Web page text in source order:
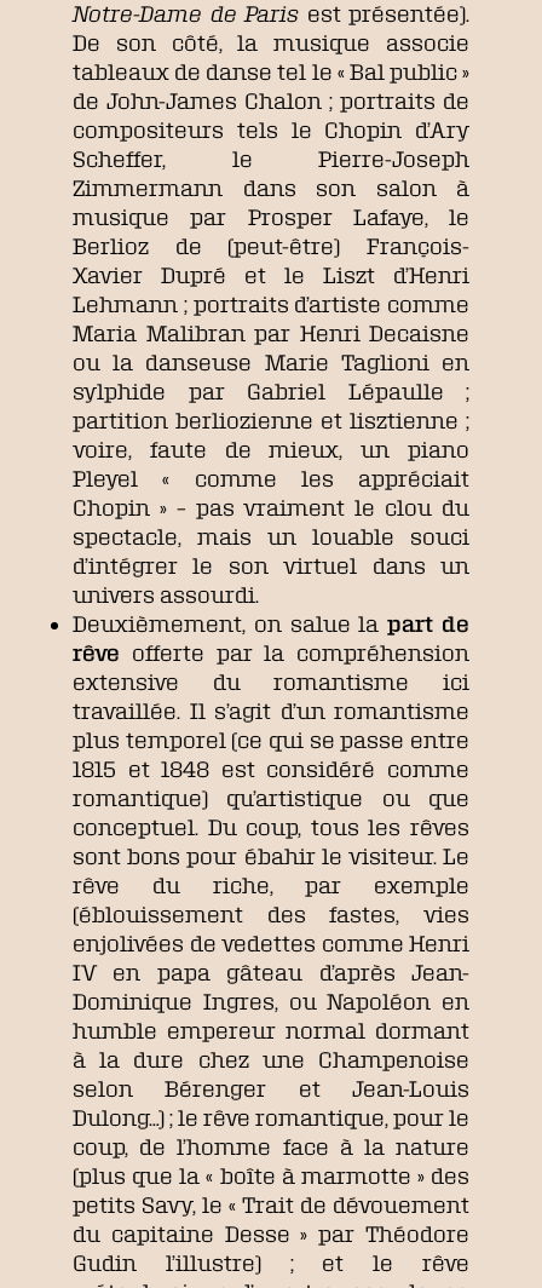
Notre-Dame de Paris est présentée).
De son côté, la musique associe
tableaux de danse tel le « Bal public »
de John-James Chalon ; portraits de
compositeurs tels le Chopin d’Ary
Scheffer, le Pierre-Joseph
Zimmermann dans son salon à
musique par Prosper Lafaye, le
Berlioz de (peut-être) François-
Xavier Dupré et le Liszt d’Henri
Lehmann ; portraits d’artiste comme
Maria Malibran par Henri Decaisne
ou la danseuse Marie Taglioni en
sylphide par Gabriel Lépaulle ;
partition berliozienne et lisztienne ;
voire, faute de mieux, un piano
Pleyel « comme les appréciait
Chopin » – pas vraiment le clou du
spectacle, mais un louable souci
d’intégrer le son virtuel dans un
univers assourdi.
Deuxièmement, on salue lapart de
rêve offerte par la compréhension
extensive du romantisme ici
travaillée. Il s’agit d’un romantisme
plus temporel (ce qui se passe entre
1815 et 1848 est considéré comme
romantique) qu’artistique ou que
conceptuel. Du coup, tous les rêves
sont bons pour ébahir le visiteur. Le
rêve du riche, par exemple
(éblouissement des fastes, vies
enjolivées de vedettes comme Henri
IV en papa gâteau d’après Jean-
Dominique Ingres, ou Napoléon en
humble empereur normal dormant
à la dure chez une Champenoise
selon Bérenger et Jean-Louis
Dulong…) ; le rêve romantique, pour le
coup, de l’homme face à la nature
(plus que la « boîte à marmotte » des
petits Savy, le « Trait de dévouement
du capitaine Desse » par Théodore
Gudin l’illustre) ; et le rêve